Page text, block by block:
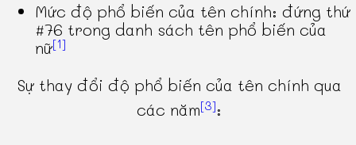
Mức độ phổ biến của tên chính: đứng thứ
#76 trong danh sách tên phổ biến của
nữ[1]
Sự thay đổi độ phổ biến của tên chính qua
các năm[3]: